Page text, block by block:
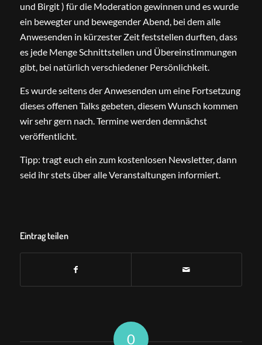
und Birgit ) für die Moderation gewinnen und es wurde
ein bewegter und bewegender Abend, bei dem alle
Anwesenden in kürzester Zeit feststellen durften, dass
es jede Menge Schnittstellen und Übereinstimmungen
gibt, bei natürlich verschiedener Persönlichkeit.
Es wurde seitens der Anwesenden um eine Fortsetzung
dieses offenen Talks gebeten, diesem Wunsch kommen
wir sehr gern nach. Termine werden demnächst
veröffentlicht.
Tipp: tragt euch ein zum kostenlosen Newsletter, dann
seid ihr stets über alle Veranstaltungen informiert.
Eintrag teilen
0